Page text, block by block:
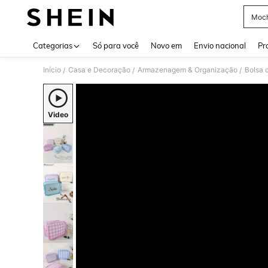
Categorias Só para você Novo em Envio nacional
Início / Casa e Decoração / Armazenagem & Organização / Bolsa
Video